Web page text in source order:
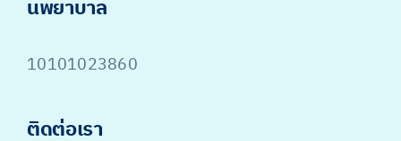
นพยาบาล
10101023860
ติดต่อเรา